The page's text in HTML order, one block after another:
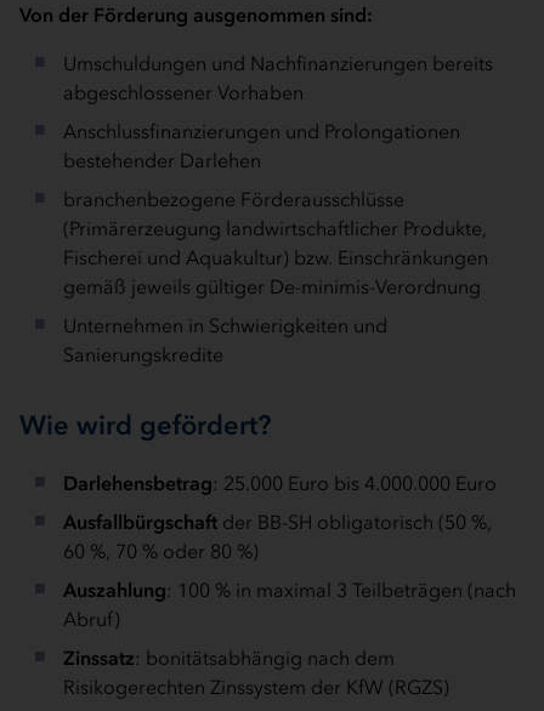
Von der Förderung ausgenommen sind:
Umschuldungen und Nachfinanzierungen bereits
abgeschlossener Vorhaben
Anschlussfinanzierungen und Prolongationen
bestehender Darlehen
branchenbezogene Förderausschlüsse
(Primärerzeugung landwirtschaftlicher Produkte,
Fischerei und Aquakultur) bzw. Einschränkungen
gemäß jeweils gültiger De-minimis-Verordnung
Unternehmen in Schwierigkeiten und
Sanierungskredite
Wie wird gefördert?
Darlehensbetrag: 25.000 Euro bis 4.000.000 Euro
Ausfallbürgschaft der BB-SH obligatorisch (50 %,
60 %, 70 % oder 80 %)
Auszahlung: 100 % in maximal 3 Teilbeträgen (nach
Abruf)
Zinssatz: bonitätsabhängig nach dem
Risikogerechten Zinssystem der KfW (RGZS)